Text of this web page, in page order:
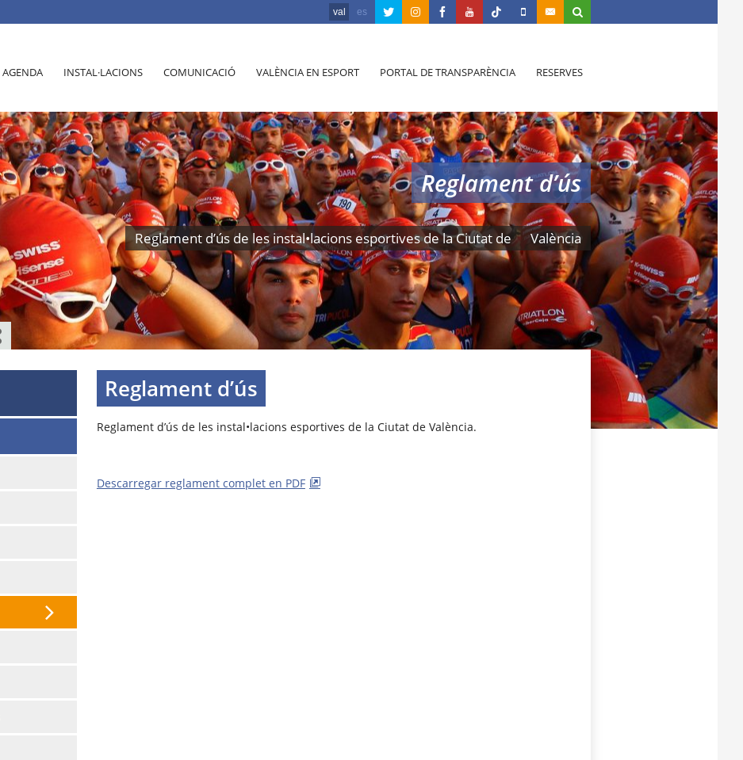
val es
AGENDA INSTAL·LACIONS COMUNICACIÓ VALÈNCIA EN ESPORT PORTAL DE TRANSPARÈNCIA RESERVES
Reglament d’ús
Reglament d’ús de les instal•lacions esportives de la Ciutat de València
Reglament d’ús
Reglament d’ús de les instal•lacions esportives de la Ciutat de València.
Descarregar reglament complet en PDF